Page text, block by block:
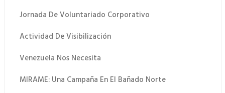
Jornada De Voluntariado Corporativo
Actividad De Visibilización
Venezuela Nos Necesita
MIRAME: Una Campaña En El Bañado Norte